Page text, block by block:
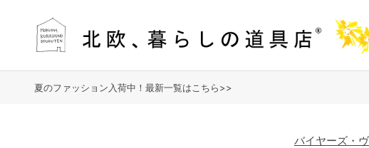
夏のファッション入荷中！最新一覧はこちら>>
バイヤーズ・